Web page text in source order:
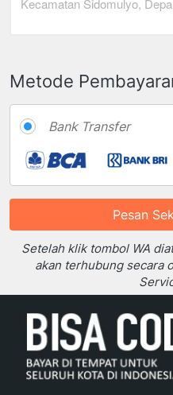
Metode
Bank Transfer
`
Pesan
Setelah klik tombol WA
akan terhubung secara